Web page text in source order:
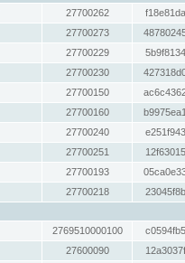
27700262
27700273
27700229
27700230
27700150
27700160
27700240
27700251
27700193
27700218
2769510000100
27600090